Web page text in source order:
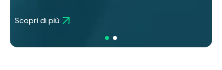
Scopri di più